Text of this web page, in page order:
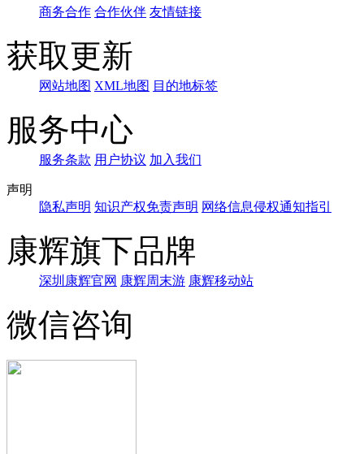
商务合作 合作伙伴 友情链接
获取更新
网站地图 XML地图 目的地标签
服务中心
服务条款 用户协议 加入我们
声明
隐私声明 知识产权免责声明 网络信息侵权通知指引
康辉旗下品牌
深圳康辉官网 康辉周末游 康辉移动站
微信咨询